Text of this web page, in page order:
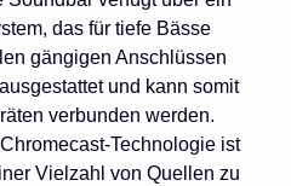
das für tiefe Bässe
gängigen Anschlüssen
und kann somit
verbunden werden.
Technologie ist
Vielzahl von Quellen zu